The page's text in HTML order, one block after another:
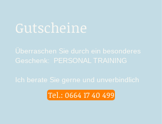
Gutscheine
Überraschen Sie durch ein besonderes
Geschenk:
PERSONAL TRAINING
Ich berate Sie gerne und unverbindlich
Tel.: 0664 17 40 499